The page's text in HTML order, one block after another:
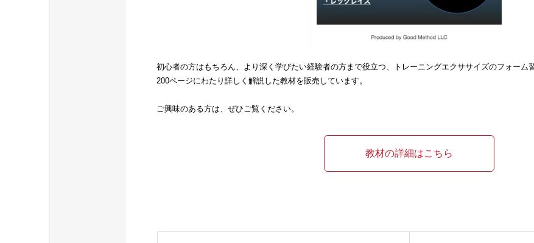
初心者の方はもちろん、より深く学びたい経験者の方まで役立つ、トレーニングエクササイズのフォーム
200ページにわたり詳しく解説した教材を販売しています。
ご興味のある方は、ぜひご覧ください。
教材の詳細はこちら